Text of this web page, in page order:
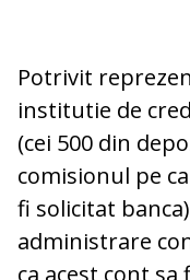
Potrivit
institutie de
(cei 500 din
comisionul pe
fi solicitat
administrare